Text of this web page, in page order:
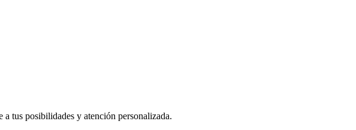
tus posibilidades y atención personalizada.